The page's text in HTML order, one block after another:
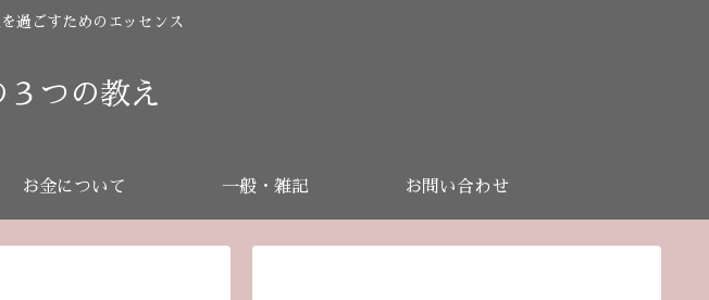
過ごすためのエッセンス
つの教え
お金について 一般・雑記 お問い合わせ